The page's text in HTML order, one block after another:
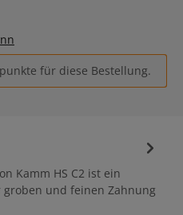
für diese Bestellung.
Kamm HS C2 ist ein
und feinen Zahnung